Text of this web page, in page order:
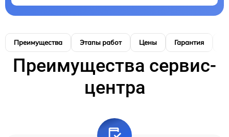
Преимущества Этапы работ Цены Гарантия
Преимущества сервис-
центра